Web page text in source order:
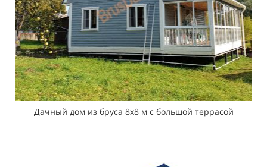
Дачный дом из бруса 8х8 м с большой террасой